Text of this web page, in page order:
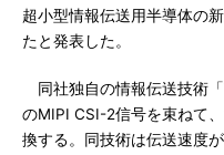
超小型情報伝送用半導体の
たと発表した。
同社独自の情報伝送技術
のMIPI CSI-2信号を束ねて
換する。同技術は伝送速度